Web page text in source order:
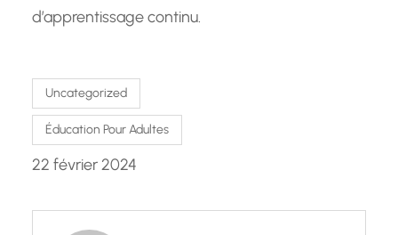
d’apprentissage continu.
Uncategorized
Éducation Pour Adultes
22 février 2024